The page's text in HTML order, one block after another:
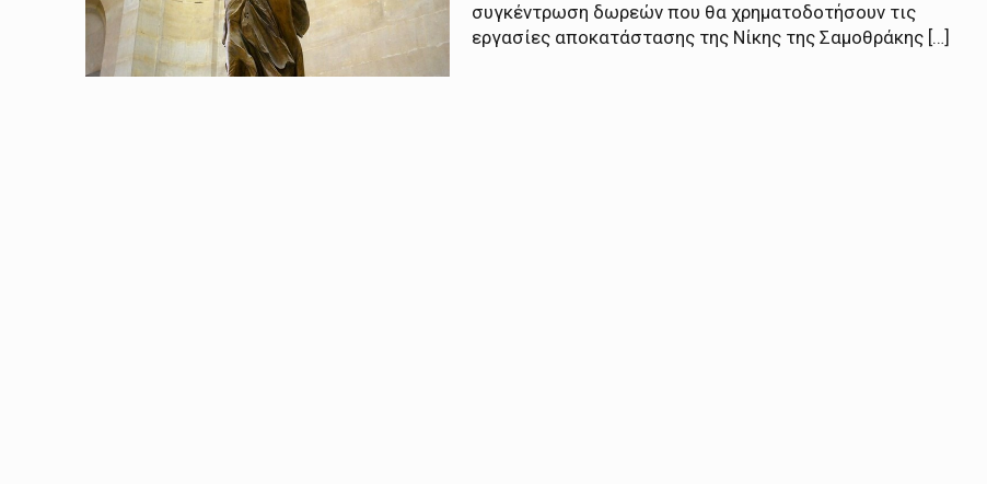
συγκέντρωση δωρεών που θα χρηματοδοτήσουν τις
εργασίες αποκατάστασης της Νίκης της Σαμοθράκης […]